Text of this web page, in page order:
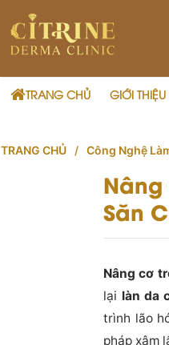
TRANG CHỦ GIỚI THIỆU
TRANG CHỦ / Công Nghệ
Nâng
Săn
Nâng cơ
lại làn da
trình lão
pháp xâm